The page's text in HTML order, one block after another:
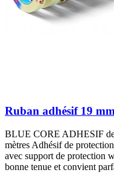
Ruban adhésif 19
BLUE CORE ADHESIF
mètres Adhésif de
avec support de protection
bonne tenue et convient